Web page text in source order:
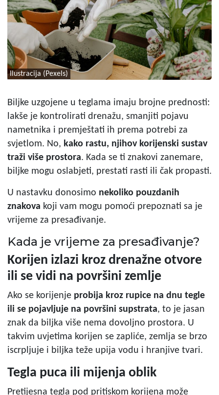
Ilustracija (Pexels)
Biljke uzgojene u teglama imaju brojne prednosti:
lakše je kontrolirati drenažu, smanjiti pojavu
nametnika i premještati ih prema potrebi za
svjetlom. No, kako rastu, njihov korijenski sustav
traži više prostora. Kada se ti znakovi zanemare,
biljke mogu oslabjeti, prestati rasti ili čak propasti.
U nastavku donosimo nekoliko pouzdanih
znakova koji vam mogu pomoći prepoznati sa je
vrijeme za presađivanje.
Kada je vrijeme za presađivanje?
Korijen izlazi kroz drenažne otvore
ili se vidi na površini zemlje
Ako se korijenje probija kroz rupice na dnu tegle
ili se pojavljuje na površini supstrata, to je jasan
znak da biljka više nema dovoljno prostora. U
takvim uvjetima korijen se zapliće, zemlja se brzo
iscrpljuje i biljka teže upija vodu i hranjive tvari.
Tegla puca ili mijenja oblik
Pretijesna tegla pod pritiskom korijena može